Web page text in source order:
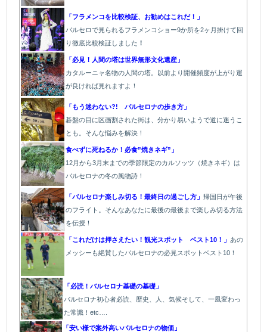
「フラメンコを比較検証、お勧めはこれだ！」
バルセロで見られるフラメンコショー9か所を2ヶ月掛けて回
り徹底比較検証しました ！
「必見！人間の塔は世界無形文化遺産」
カタルーニャ名物の人間の塔。以前より開催頻度が上がり運
が良ければ見れますよ！
「もう迷わない?! バルセロナの歩き方」
碁盤の目に区画割された街は、分かり易いようで道に迷うこ
とも。そんな悩みを解決！
食べずに死ねるか！必食”焼きネギ”」
12月から3月末までの季節限定のカルソッツ（焼きネギ）は
バルセロナの冬の風物詩！
「バルセロナ楽しみ切る！最終日の過ごし方」帰国日が午後
のフライト。そんなあなたに最後の最後まで楽しみ切る方法
を伝授！
「これだけは押さえたい！観光スポット ベスト10！」 あの
メッシーも絶賛したバルセロナの必見スポットベスト10！
「必読！バルセロナ基礎の基礎」
バルセロナ初心者必読、歴史、人、気候そして、一風変わっ
た常識！etc….
「安い様で案外高いバルセロナの物価」